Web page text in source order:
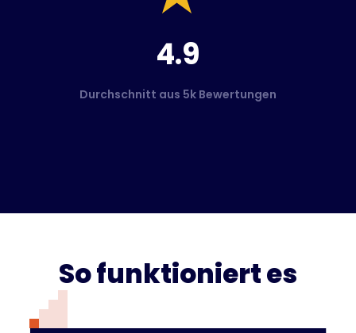
4.9
Durchschnitt aus 5k Bewertungen
So funktioniert es